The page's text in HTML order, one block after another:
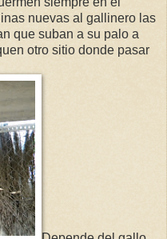
nuevas al gallinero las
que suban a su palo a
otro sitio donde pasar